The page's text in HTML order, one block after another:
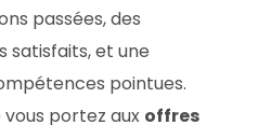
passées, des
satisfaits, et une
pointues.
vous portez aux offres